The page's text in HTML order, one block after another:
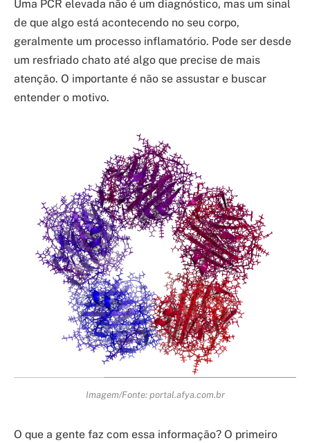
Uma PCR elevada não é um diagnóstico, mas um sinal
de que algo está acontecendo no seu corpo,
geralmente um processo inflamatório. Pode ser desde
um resfriado chato até algo que precise de mais
atenção. O importante é não se assustar e buscar
entender o motivo.
Imagem/Fonte: portal.afya.com.br
O que a gente faz com essa informação? O primeiro